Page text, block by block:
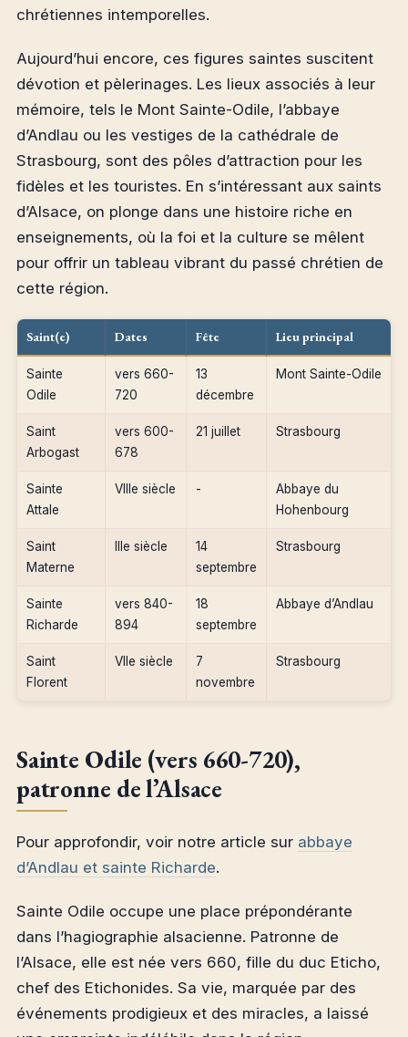
chrétiennes intemporelles.
Aujourd’hui encore, ces figures saintes suscitent
dévotion et pèlerinages. Les lieux associés à leur
mémoire, tels le Mont Sainte-Odile, l’abbaye
d’Andlau ou les vestiges de la cathédrale de
Strasbourg, sont des pôles d’attraction pour les
fidèles et les touristes. En s’intéressant aux saints
d’Alsace, on plonge dans une histoire riche en
enseignements, où la foi et la culture se mêlent
pour offrir un tableau vibrant du passé chrétien de
cette région.
Saint(e) Dates Fête Lieu principal
Sainte
Odile
vers 660-
720
13
décembre
Mont Sainte-Odile
Saint
Arbogast
vers 600-
678
21 juillet Strasbourg
Sainte
Attale
VIIIe siècle -
Abbaye du
Hohenbourg
Saint
Materne
IIIe siècle
14
septembre
Strasbourg
Sainte
Richarde
vers 840-
894
18
septembre
Abbaye d’Andlau
Saint
Florent
VIIe siècle
7
novembre
Strasbourg
Sainte Odile (vers 660-720),
patronne de l’Alsace
Pour approfondir, voir notre article sur abbaye
d’Andlau et sainte Richarde.
Sainte Odile occupe une place prépondérante
dans l’hagiographie alsacienne. Patronne de
l’Alsace, elle est née vers 660, fille du duc Eticho,
chef des Etichonides. Sa vie, marquée par des
événements prodigieux et des miracles, a laissé